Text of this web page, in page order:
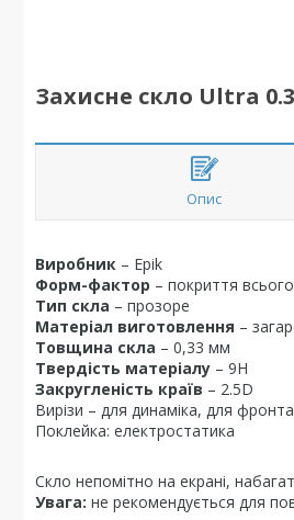
Захисне скло Ultra
Опис
Виробник – Epik
Форм-фактор – покриття
Тип скла – прозоре
Матеріал виготовлення –
Товщина скла – 0,33 мм
Твердість матеріалу – 9H
Закругленість країв – 2.5D
Вирізи – для динаміка, для
Поклейка: електростатика
Скло непомітно на екрані,
Увага: не рекомендується для